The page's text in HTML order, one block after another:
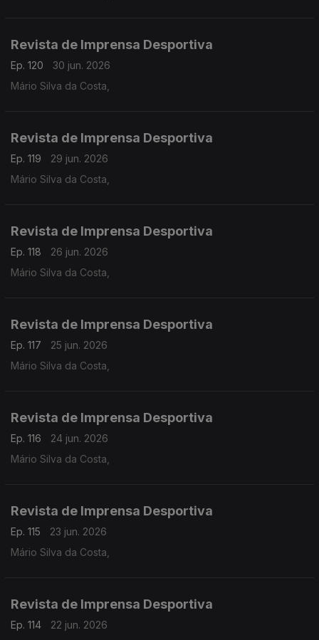
Revista de Imprensa Desportiva
Ep. 120
30 jun. 2026
Mário Silva da Costa,
Revista de Imprensa Desportiva
Ep. 119
29 jun. 2026
Mário Silva da Costa,
Revista de Imprensa Desportiva
Ep. 118
26 jun. 2026
Mário Silva da Costa,
Revista de Imprensa Desportiva
Ep. 117
25 jun. 2026
Mário Silva da Costa,
Revista de Imprensa Desportiva
Ep. 116
24 jun. 2026
Mário Silva da Costa,
Revista de Imprensa Desportiva
Ep. 115
23 jun. 2026
Mário Silva da Costa,
Revista de Imprensa Desportiva
Ep. 114
22 jun. 2026